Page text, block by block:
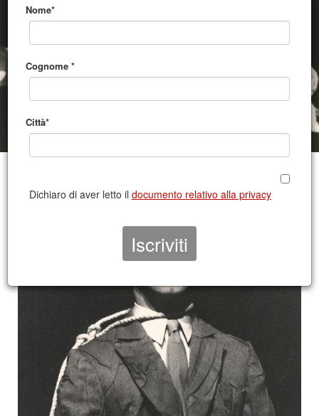
Nome*
Cognome *
Città*
Dichiaro di aver letto il documento relativo alla privacy